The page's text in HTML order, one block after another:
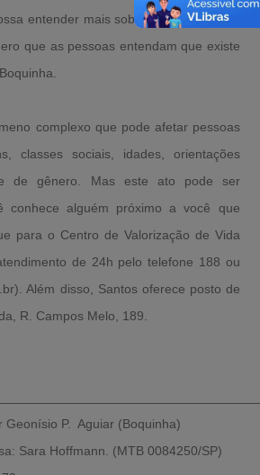
entender mais sobre o assunto. Mas
que as pessoas entendam que existe
complexo que pode afetar pessoas
classes sociais, idades, orientações
de gênero. Mas este ato pode ser
conhece alguém próximo a você que
para o Centro de Valorização de Vida
de 24h pelo telefone 188 ou
Além disso, Santos oferece posto de
R. Campos Melo, 189.
Geonísio P. Aguiar (Boquinha)
Sara Hoffmann. (MTB 0084250/SP)